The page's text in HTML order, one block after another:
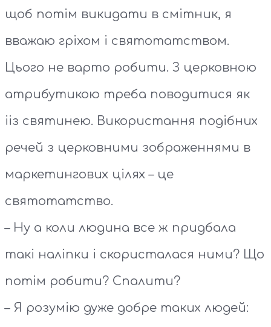
щоб потім викидати в смітник, я
вважаю гріхом і святотатством.
Цього не варто робити. З церковною
атрибутикою треба поводитися як
ііз святинею. Використання подібних
речей з церковними зображеннями в
маркетингових цілях – це
святотатство.
– Ну а коли людина все ж придбала
такі наліпки і скористалася ними? Що
потім робити? Спалити?
– Я розумію дуже добре таких людей: